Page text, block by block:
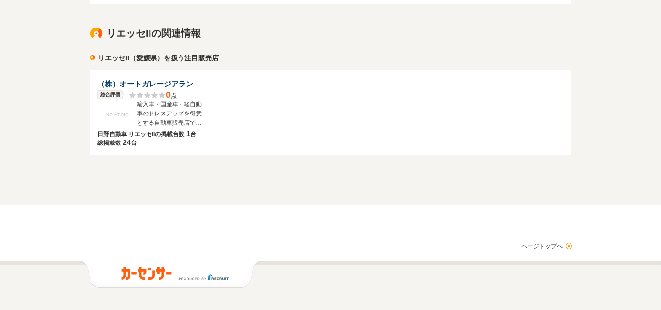
リエッセIIの関連情報
リエッセII（愛媛県）を扱う注目販売店
（株）オートガレージアラン
総合評価 0点
輸入車・国産車・軽自動
車のドレスアップを得意
とする自動車販売店で
す。
日野自動車 リエッセIIの掲載台数 1台
総掲載数 24台
ページトップへ